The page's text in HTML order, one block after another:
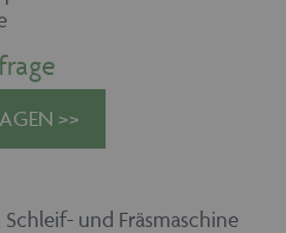
>>
und Fräsmaschine